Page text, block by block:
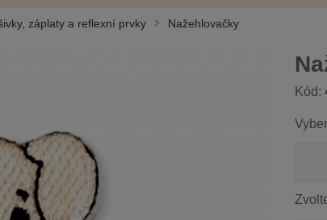
záplaty a reflexní prvky Nažehlovačky
Kód: